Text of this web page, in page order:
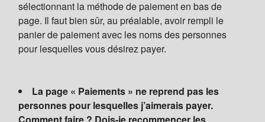
sélectionnant la méthode de paiement en bas de
page. Il faut bien sûr, au préalable, avoir rempli le
panier de paiement avec les noms des personnes
pour lesquelles vous désirez payer.
La page « Paiements » ne reprend pas les
personnes pour lesquelles j’aimerais payer.